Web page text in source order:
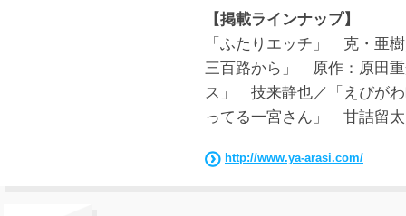
【掲載ラインナップ】
「ふたりエッチ」 克・亜
三百路から」 原作：原田
ス」 技来静也／「えびが
ってる一宮さん」 甘詰留
http://www.ya-arasi.com/